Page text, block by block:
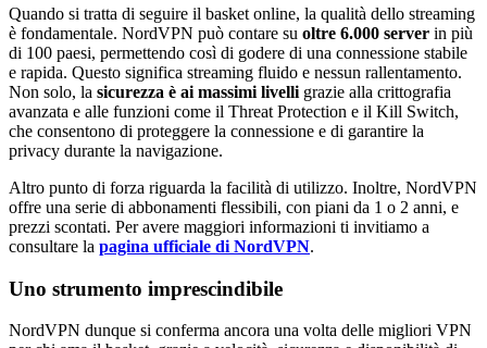
Quando si tratta di seguire il basket online, la qualità dello streaming
è fondamentale. NordVPN può contare su oltre 6.000 server in più
di 100 paesi, permettendo così di godere di una connessione stabile
e rapida. Questo significa streaming fluido e nessun rallentamento.
Non solo, la sicurezza è ai massimi livelli grazie alla crittografia
avanzata e alle funzioni come il Threat Protection e il Kill Switch,
che consentono di proteggere la connessione e di garantire la
privacy durante la navigazione.
Altro punto di forza riguarda la facilità di utilizzo. Inoltre, NordVPN
offre una serie di abbonamenti flessibili, con piani da 1 o 2 anni, e
prezzi scontati. Per avere maggiori informazioni ti invitiamo a
consultare la pagina ufficiale di NordVPN.
Uno strumento imprescindibile
NordVPN dunque si conferma ancora una volta delle migliori VPN